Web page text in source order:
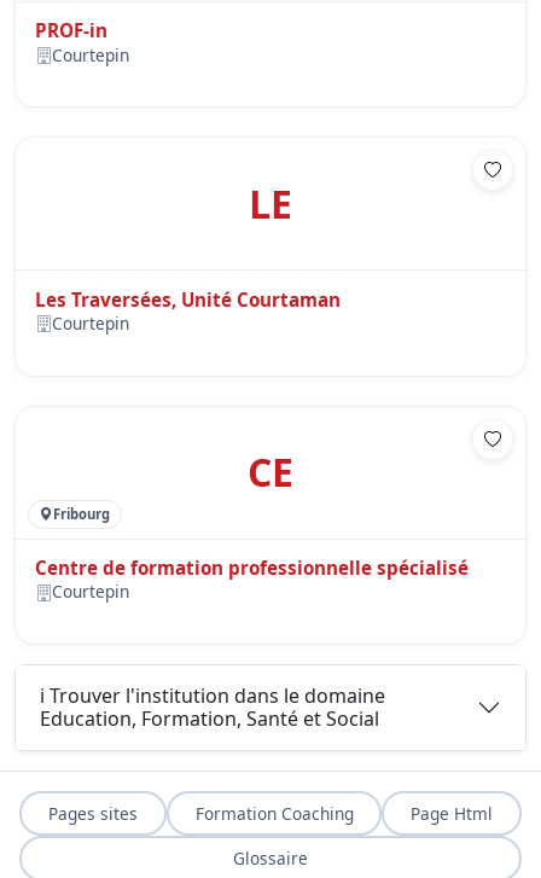
PROF-in
Courtepin
LE
Les Traversées, Unité Courtaman
Courtepin
CE
Fribourg
Centre de formation professionnelle spécialisé
Courtepin
ℹ️ Trouver l'institution dans le domaine
Education, Formation, Santé et Social
Pages sites Formation Coaching
Page Html
Glossaire